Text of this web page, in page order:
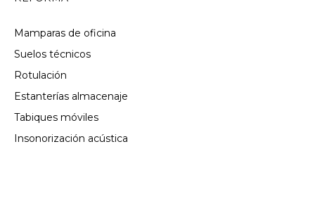
Mamparas de oficina
Suelos técnicos
Rotulación
Estanterías almacenaje
Tabiques móviles
Insonorización acústica